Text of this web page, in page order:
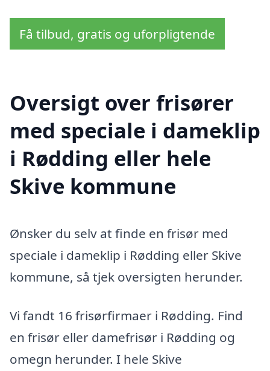
Få tilbud, gratis og uforpligtende
Oversigt over frisører
med speciale i dameklip
i Rødding eller hele
Skive kommune
Ønsker du selv at finde en frisør med
speciale i dameklip i Rødding eller Skive
kommune, så tjek oversigten herunder.
Vi fandt 16 frisørfirmaer i Rødding. Find
en frisør eller damefrisør i Rødding og
omegn herunder. I hele Skive